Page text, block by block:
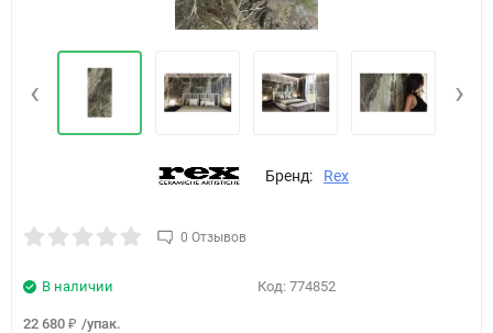
‹ ›
Бренд: Rex
0 Отзывов
Код: 774852
В наличии
22 680 ₽ /упак.